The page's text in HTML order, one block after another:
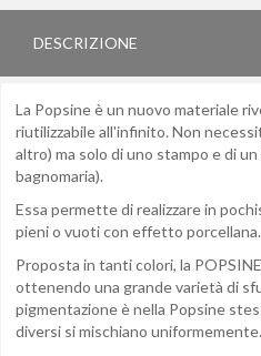
DESCRIZIONE
La Popsine è un nuovo materiale
riutilizzabile all'infinito. Non
altro) ma solo di uno stampo e di
bagnomaria).
Essa permette di realizzare in
pieni o vuoti con effetto porcellana.
Proposta in tanti colori, la
ottenendo una grande varietà di
pigmentazione è nella Popsine
diversi si mischiano uniformemente.